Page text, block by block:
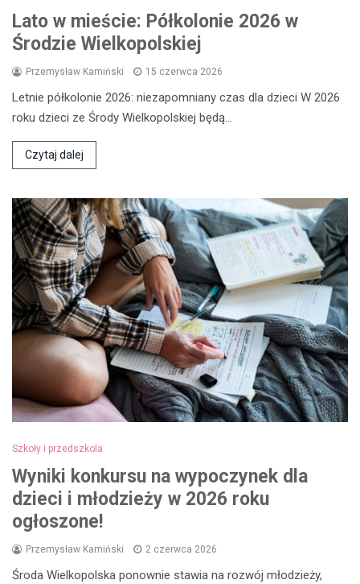
Lato w mieście: Półkolonie 2026 w
Środzie Wielkopolskiej
Przemysław Kamiński 15 czerwca 2026
Letnie półkolonie 2026: niezapomniany czas dla dzieci W 2026
roku dzieci ze Środy Wielkopolskiej będą…
Czytaj dalej
Szkoły i przedszkola
Wyniki konkursu na wypoczynek dla
dzieci i młodzieży w 2026 roku
ogłoszone!
Przemysław Kamiński 2 czerwca 2026
Środa Wielkopolska ponownie stawia na rozwój młodzieży,